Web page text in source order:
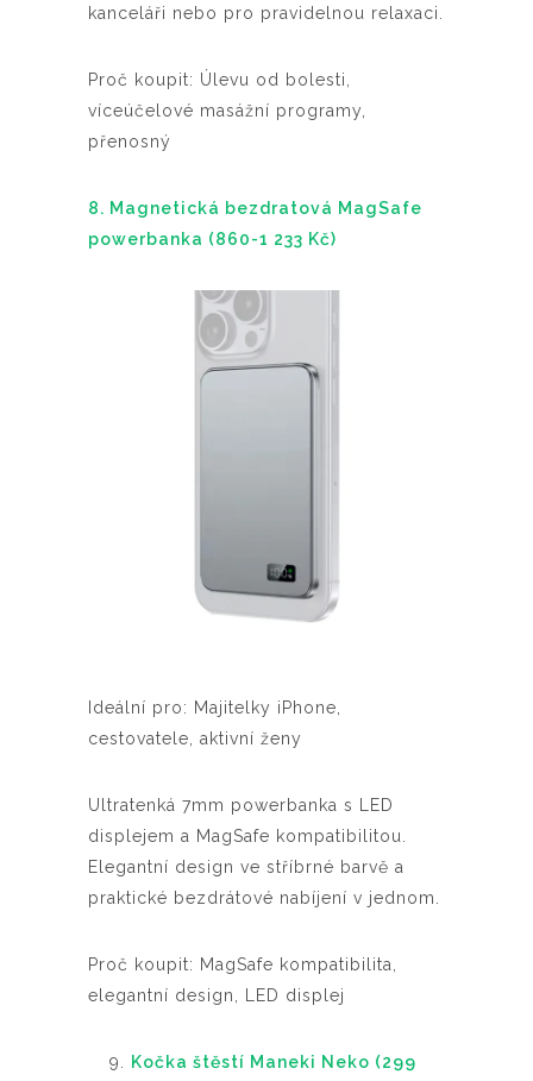
kanceláři nebo pro pravidelnou relaxaci.
Proč koupit: Úlevu od bolesti,
víceúčelové masážní programy,
přenosný
8. Magnetická bezdratová MagSafe
powerbanka (860-1 233 Kč)
Ideální pro: Majitelky iPhone,
cestovatele, aktivní ženy
Ultratenká 7mm powerbanka s LED
displejem a MagSafe kompatibilitou.
Elegantní design ve stříbrné barvě a
praktické bezdrátové nabíjení v jednom.
Proč koupit: MagSafe kompatibilita,
elegantní design, LED displej
Kočka štěstí Maneki Neko (299